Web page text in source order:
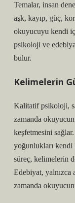
Temalar, insan
aşk, kayıp, güç,
okuyucuyu kendi iç
psikoloji ve
bulur.
Kelimelerin
Kalitatif psikoloji,
zamanda
keşfetmesini
yoğunlukları
süreç, kelimelerin
Edebiyat, yalnızca
zamanda